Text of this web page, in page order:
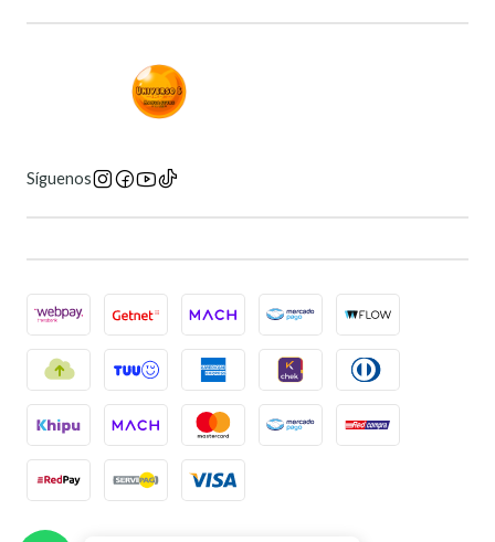
Síguenos